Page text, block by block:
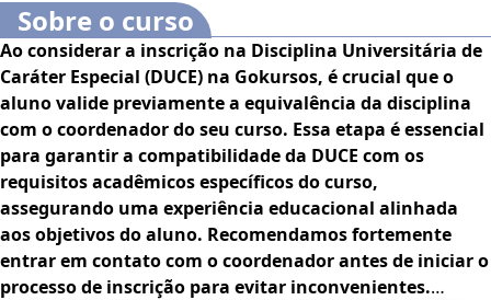
Sobre o curso
Ao considerar a inscrição na Disciplina Universitária de
Caráter Especial (DUCE) na Gokursos, é crucial que o
aluno valide previamente a equivalência da disciplina
com o coordenador do seu curso. Essa etapa é essencial
para garantir a compatibilidade da DUCE com os
requisitos acadêmicos específicos do curso,
assegurando uma experiência educacional alinhada
aos objetivos do aluno. Recomendamos fortemente
entrar em contato com o coordenador antes de iniciar o
processo de inscrição para evitar inconvenientes.